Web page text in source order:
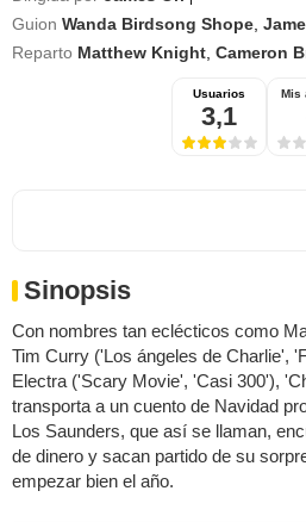
Guion Wanda Birdsong Shope
Reparto Matthew Knight Cameron
Usuarios
3,1
Mis
Sinopsis
Con nombres tan eclécticos como
Tim Curry ('Los ángeles de Charlie',
Electra ('Scary Movie', 'Casi 300'),
transporta a un cuento de Navidad
Los Saunders, que así se llaman,
de dinero y sacan partido de su
empezar bien el año.